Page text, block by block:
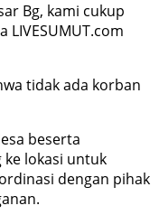
Bg, kami cukup
tidak ada korban
beserta
lokasi untuk
dengan pihak